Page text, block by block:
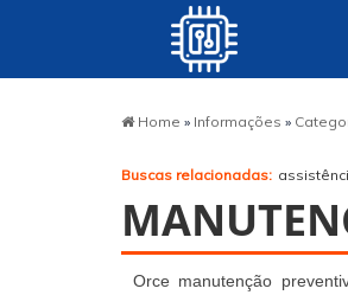
Home » Informações »
Buscas relacionadas:
Orce manutenção